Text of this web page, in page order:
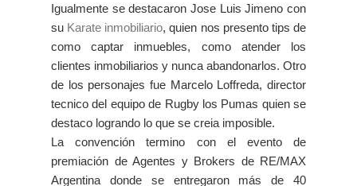
Igualmente se destacaron Jose Luis Jimeno con
su Karate inmobiliario, quien nos presento tips de
como captar inmuebles, como atender los
clientes inmobiliarios y nunca abandonarlos. Otro
de los personajes fue Marcelo Loffreda, director
tecnico del equipo de Rugby los Pumas quien se
destaco logrando lo que se creia imposible.
La convención termino con el evento de
premiación de Agentes y Brokers de RE/MAX
Argentina donde se entregaron más de 40